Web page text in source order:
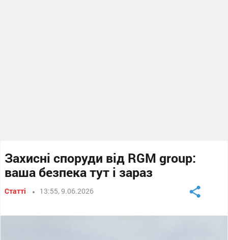
Захисні споруди від RGM group:
ваша безпека тут і зараз
Статті 13:55, 9.06.2026